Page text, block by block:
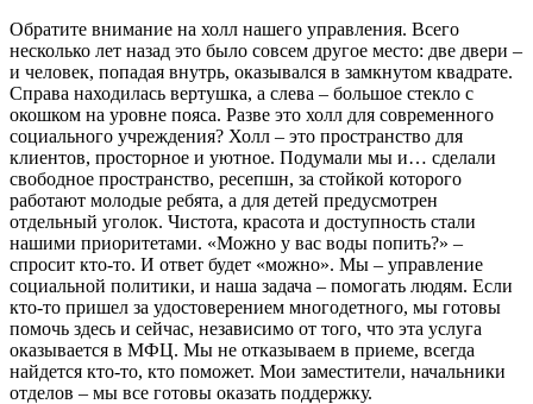
Обратите внимание на холл нашего управления. Всего
несколько лет назад это было совсем другое место: две двери –
и человек, попадая внутрь, оказывался в замкнутом квадрате.
Справа находилась вертушка, а слева – большое стекло с
окошком на уровне пояса. Разве это холл для современного
социального учреждения? Холл – это пространство для
клиентов, просторное и уютное. Подумали мы и… сделали
свободное пространство, ресепшн, за стойкой которого
работают молодые ребята, а для детей предусмотрен
отдельный уголок. Чистота, красота и доступность стали
нашими приоритетами. «Можно у вас воды попить?» –
спросит кто-то. И ответ будет «можно». Мы – управление
социальной политики, и наша задача – помогать людям. Если
кто-то пришел за удостоверением многодетного, мы готовы
помочь здесь и сейчас, независимо от того, что эта услуга
оказывается в МФЦ. Мы не отказываем в приеме, всегда
найдется кто-то, кто поможет. Мои заместители, начальники
отделов – мы все готовы оказать поддержку.